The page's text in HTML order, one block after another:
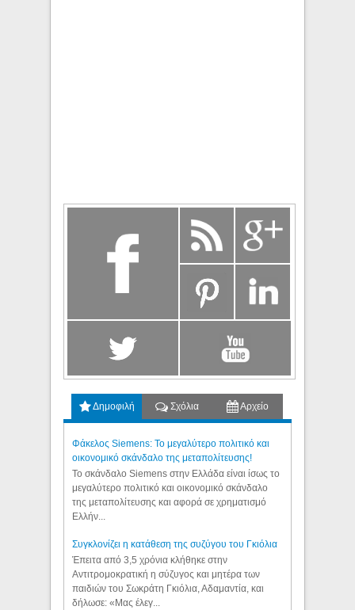
Δημοφιλή Σχόλια Αρχείο
Φάκελος Siemens: Το μεγαλύτερο πολιτικό και
οικονομικό σκάνδαλο της μεταπολίτευσης!
Το σκάνδαλο Siemens στην Ελλάδα είναι ίσως το
μεγαλύτερο πολιτικό και οικονομικό σκάνδαλο
της μεταπολίτευσης και αφορά σε χρηματισμό
Ελλήν...
Συγκλονίζει η κατάθεση της συζύγου του Γκιόλια
Έπειτα από 3,5 χρόνια κλήθηκε στην
Αντιτρομοκρατική η σύζυγος και μητέρα των
παιδιών του Σωκράτη Γκιόλια, Αδαμαντία, και
δήλωσε: «Μας έλεγ...